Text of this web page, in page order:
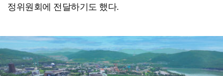
정위원회에 전달하기도 했다.